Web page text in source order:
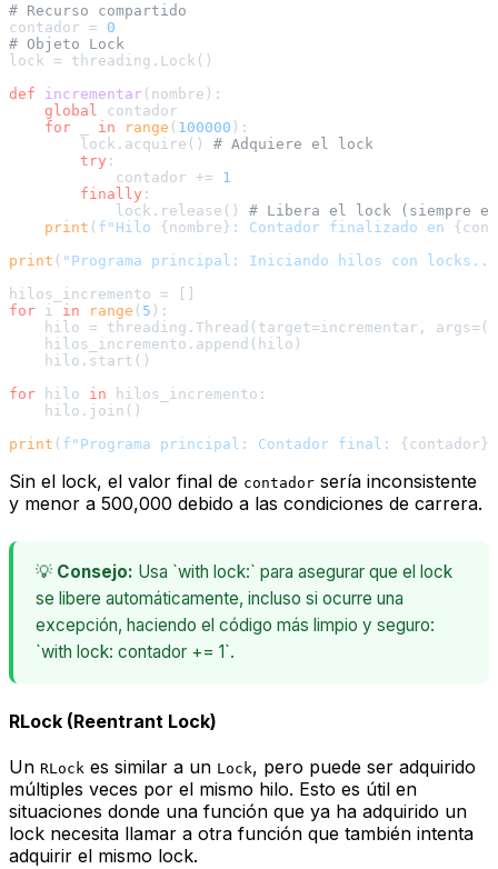
# Recurso compartido
contador = 0
# Objeto Lock
lock = threading.Lock()
def
incrementar ( nombre ):
global
contador
for
in range ( 100000 ):
        lock.acquire()
# Adquiere el lock
try :
            contador +=
1
finally :
            lock.release()
# Libera el lock (siempre
print ( f"Hilo {nombre} : Contador finalizado en
print ( "Programa principal: Iniciando hilos con
for i in range ( 5 ):
    hilo = threading.Thread(target=incrementar, args=(
    hilos_incremento.append(hilo)
    hilo.start()
for hilo in hilos_incremento:
    hilo.join()
print ( f"Programa principal: Contador final: {contador}
Sin el lock, el valor final de contador sería inconsistente
y menor a 500,000 debido a las condiciones de carrera.
💡 Consejo: Usa `with lock:` para asegurar que el lock
se libere automáticamente, incluso si ocurre una
excepción, haciendo el código más limpio y seguro:
`with lock: contador += 1`.
RLock (Reentrant Lock)
Un RLock es similar a un Lock, pero puede ser adquirido
múltiples veces por el mismo hilo. Esto es útil en
situaciones donde una función que ya ha adquirido un
lock necesita llamar a otra función que también intenta
adquirir el mismo lock.